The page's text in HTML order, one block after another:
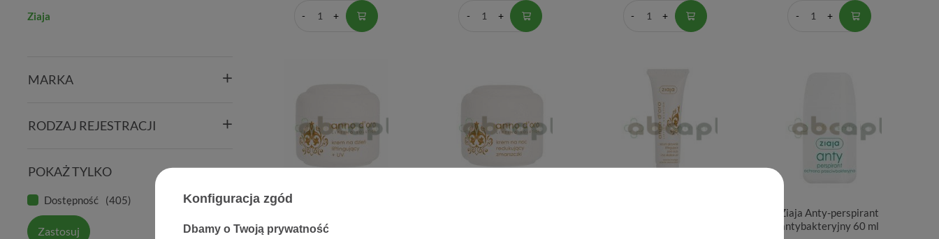
Ziaja
MARKA
RODZAJ REJESTRACJI
POKAŻ TYLKO
Dostępność 405
Zastosuj
dzień liftingujący + UV, 50 ml
Ziaja Anty-perspirant
antybakteryjny 60 ml
Konfiguracja zgód
Dbamy o Twoją prywatność